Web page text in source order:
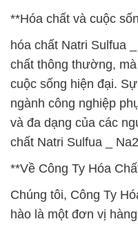
**Hóa chất và cuộc
hóa chất Natri Sulfua
chất thông thường,
cuộc sống hiện đại.
ngành công nghiệp
và đa dạng của các
chất Natri Sulfua _
**Về Công Ty Hóa
Chúng tôi, Công Ty
hào là một đơn vị